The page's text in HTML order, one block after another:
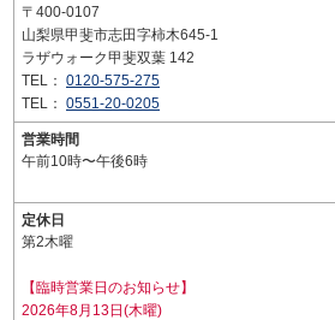
〒400-0107
山梨県甲斐市志田字柿木645-1
ラザウォーク甲斐双葉 142
TEL： 0120-575-275
TEL： 0551-20-0205
営業時間
午前10時〜午後6時
定休日
第2木曜
【臨時営業日のお知らせ】
2026年8月13日(木曜)